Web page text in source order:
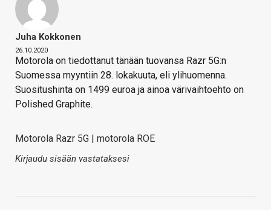
Juha Kokkonen
26.10.2020
Motorola on tiedottanut tänään tuovansa Razr 5G:n
Suomessa myyntiin 28. lokakuuta, eli ylihuomenna.
Suositushinta on 1499 euroa ja ainoa värivaihtoehto on
Polished Graphite.
Motorola Razr 5G | motorola ROE
Kirjaudu sisään vastataksesi